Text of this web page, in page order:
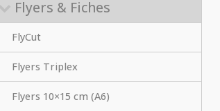
Flyers & Fiches
FlyCut
Flyers Triplex
Flyers 10×15 cm (A6)